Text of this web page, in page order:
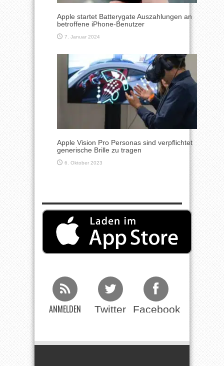
Apple startet Batterygate Auszahlungen an
betroffene iPhone-Benutzer
7. Januar 2024
Apple Vision Pro Personas sind verpflichtet
generische Brille zu tragen
6. Oktober 2023
ANMELDEN Twitter Facebook